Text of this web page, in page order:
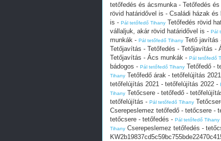
tetőfedés és ácsmunka - Tetőfedés
rövid határidővel is - Családi házak
is - Pál tetőfedő Tihany Tetőfedés rövid
vállaljuk, akár rövid határidővel is - Pál
munkák - Pál tetőfedő Tihany Tető javítás
Tetőjavítás - Tetőfedés - Tetőjavítás -
Tetőjavítás - Ács munkák - Pál tetőfedő
bádogos - Pál tetőfedő Tihany Tetőfedő -
Tihany Tetőfedő árak - tetőfelújítás
tetőfelújítás 2021 - tetőfelújítás 2022 -
Tihany Tetőcsere - tetőfedő -
tetőfelújítás - Pál tetőfedő Tihany
Cserepeslemez tetőfedő - tetőcsere -
tetőcsere - tetőfedés - Pál tetőfedő Tihany
Tihany Cserepeslemez tetőfedés -